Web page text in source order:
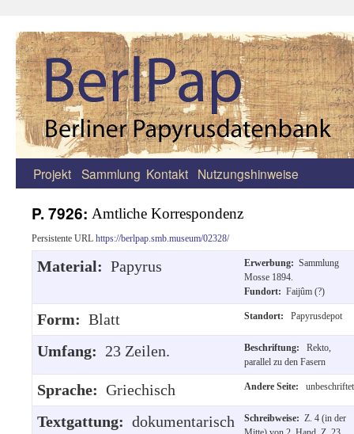
Zum
springen
Projekt Sammlung Kontakt Nutzungshinweise
P. 7926: Amtliche Korrespondenz
Persistente URL https://berlpap.smb.museum/02328/
Material: Papyrus Erwerbung: Sammlung
Mosse 1894.
Fundort: Faijûm (?)
Form: Blatt Standort: Papyrusdepot
Umfang: 23 Zeilen. Beschriftung:
Rekto,
parallel zu den Fasern
Sprache: Griechisch Andere Seite: unbeschriftet
Textgattung: dokumentarisch Schreibweise: Z. 4 (in der